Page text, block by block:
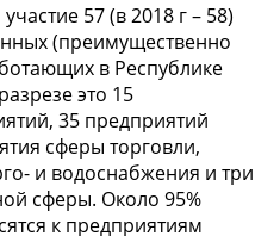
57 (в 2018 г – 58)
(преимущественно
в Республике
это 15
35 предприятий
сферы торговли,
и водоснабжения и три
сферы. Около 95%
к предприятиям